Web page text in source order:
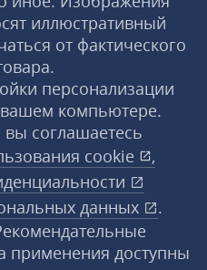
иллюстративный
от фактического
персонализации
компьютере.
вы соглашаетесь
cookie
,
данных
.
применения доступны